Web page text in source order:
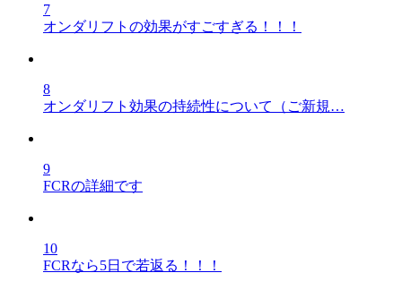
7
オンダリフトの効果がすごすぎる！！！
8
オンダリフト効果の持続性について（ご新規…
9
FCRの詳細です
10
FCRなら5日で若返る！！！